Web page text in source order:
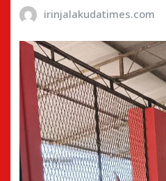
irinjalakudatimes.com